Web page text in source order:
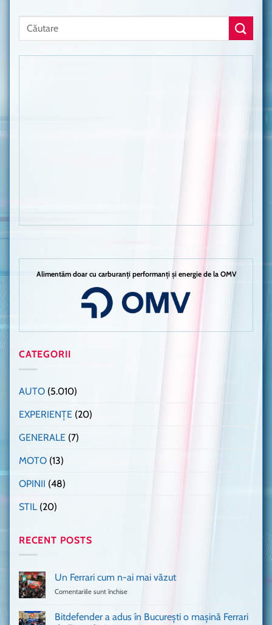
Alimentăm doar cu carburanți performanți și energie de la OMV
CATEGORII
AUTO (5.010)
EXPERIENȚE (20)
GENERALE (7)
MOTO (13)
OPINII (48)
STIL (20)
RECENT POSTS
Un Ferrari cum n-ai mai văzut
Comentariile sunt închise
Ferrari
cum
Bitdefender a adus în București o mașină Ferrari